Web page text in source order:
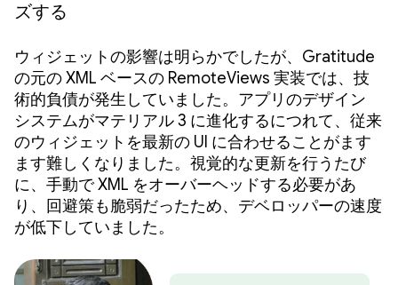
ズする
ウィジェットの影響は明らかでしたが、Gratitude
の元の XML ベースの RemoteViews 実装では、技
術的負債が発生していました。アプリのデザイン
システムがマテリアル 3 に進化するにつれて、従来
のウィジェットを最新の UI に合わせることがます
ます難しくなりました。視覚的な更新を行うたび
に、手動で XML をオーバーヘッドする必要があ
り、回避策も脆弱だったため、デベロッパーの速度
が低下していました。